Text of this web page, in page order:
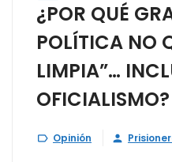
¿POR QUÉ
POLÍTICA NO
LIMPIA”…
OFICIALISMO?
 Opinión 